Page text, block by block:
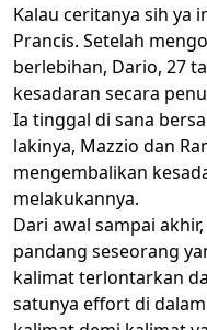
Kalau ceritanya sih ya
Prancis. Setelah
berlebihan, Dario, 27
kesadaran secara
Ia tinggal di sana
lakinya, Mazzio dan
mengembalikan
melakukannya.
Dari awal sampai
pandang seseorang
kalimat terlontarkan
satunya effort di